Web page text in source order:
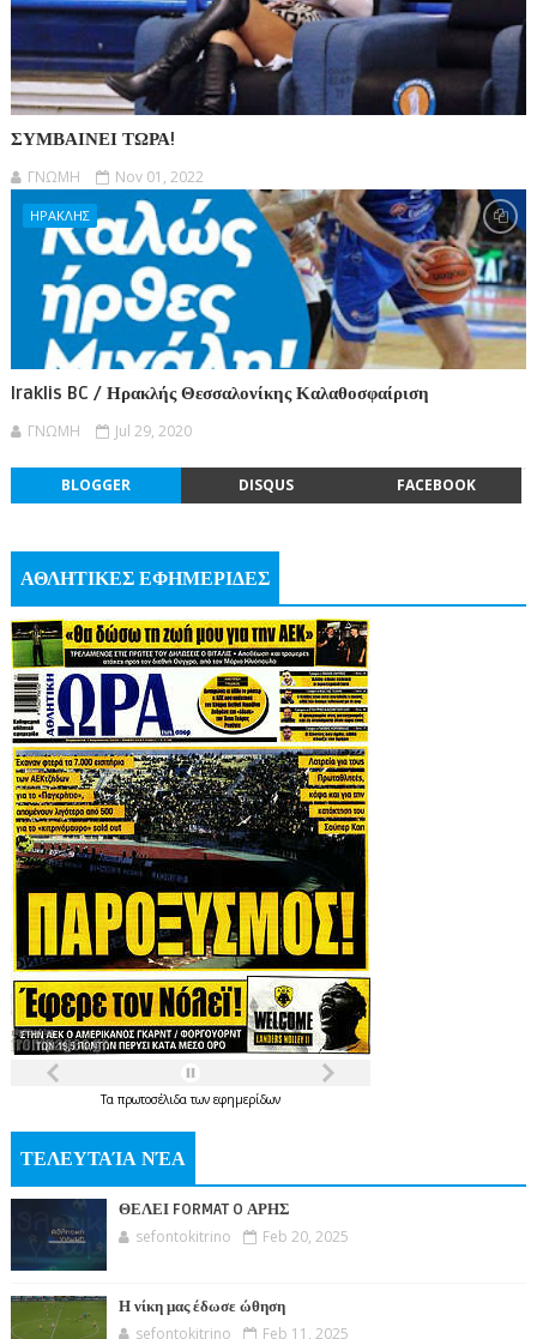
ΣΥΜΒΑΙΝΕΙ ΤΩΡΑ!
ΓΝΩΜΗ Nov 01, 2022
ΗΡΑΚΛΗΣ
Iraklis BC / Ηρακλής Θεσσαλονίκης Καλαθοσφαίριση
ΓΝΩΜΗ Jul 29, 2020
BLOGGER DISQUS FACEBOOK
ΑΘΛΗΤΙΚΕΣ ΕΦΗΜΕΡΙΔΕΣ
Τα πρωτοσέλιδατων εφημερίδων
ΤΕΛΕΥΤΑΊΑ ΝΈΑ
ΘΕΛΕΙ FORMAT O ΑΡΗΣ
sefontokitrino Feb 20, 2025
Η νίκη μας έδωσε ώθηση
sefontokitrino Feb 11, 2025